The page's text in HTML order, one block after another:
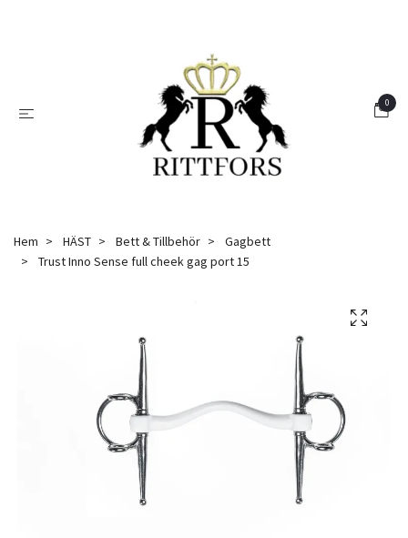
0
Hem HÄST Bett & Tillbehör
Gagbett
Trust Inno Sense full cheek gag port 15